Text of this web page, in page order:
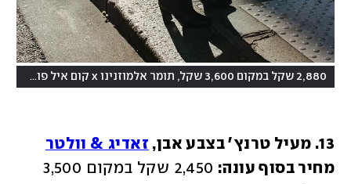
2,880 שקל במקום 3,600 שקל, תומר אלמוזנינו x קום איל פו
(
13. מעיל טרנץ' בצבע אבן,
זאדיג & וולטר
מחיר בסוף עונה: